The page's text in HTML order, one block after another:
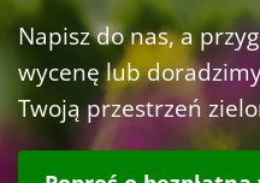
Napisz do nas, a
wycenę lub
Twoją przestrzeń